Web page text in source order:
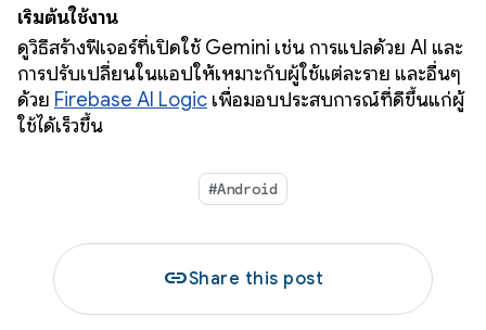
เริ่มต้นใช้งาน
ดูวิธีสร้างฟีเจอร์ที่เปิดใช้ Gemini เช่น การแปลด้วย AI และ
การปรับเปลี่ยนในแอปให้เหมาะกับผู้ใช้แต่ละราย และอื่นๆ
ด้วย Firebase AI Logic เพื่อมอบประสบการณ์ที่ดีขึ้นแก่ผู้
ใช้ได้เร็วขึ้น
#Android
linkShare this post